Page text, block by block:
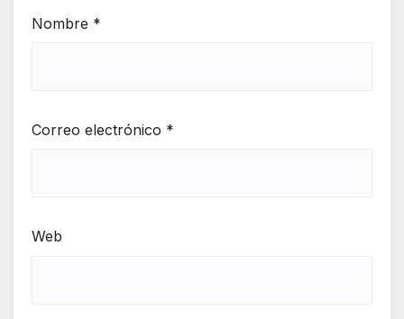
Nombre *
Correo electrónico *
Web